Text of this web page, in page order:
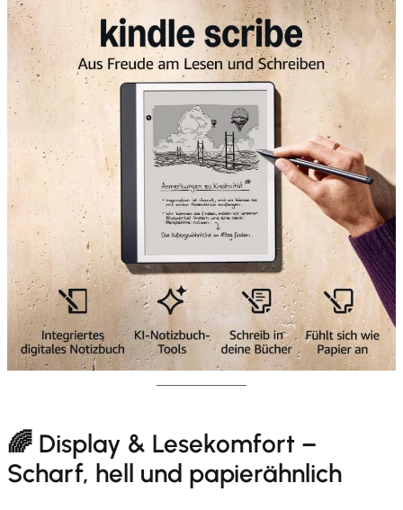
🌈 Display & Lesekomfort –
Scharf, hell und papierähnlich